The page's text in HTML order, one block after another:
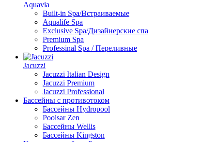
Aquavia
Built-in Spa/Встраиваемые
Aqualife Spa
Exclusive Spa/Дизайнерские спа
Premium Spa
Professinal Spa / Переливные
Jacuzzi
Jacuzzi Italian Design
Jacuzzi Premium
Jacuzzi Professional
Бассейны с противотоком
Бассейны Hydropool
Poolsar Zen
Бассейны Wellis
Бассейны Kingston